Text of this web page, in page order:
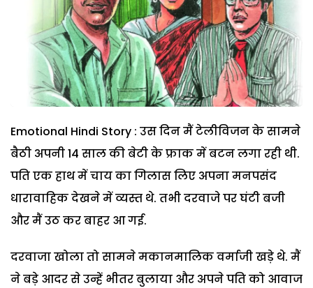
Emotional Hindi Story : उस दिन मैं टेलीविजन के सामने
बैठी अपनी 14 साल की बेटी के फ्राक में बटन लगा रही थी.
पति एक हाथ में चाय का गिलास लिए अपना मनपसंद
धारावाहिक देखने में व्यस्त थे. तभी दरवाजे पर घंटी बजी
और मैं उठ कर बाहर आ गई.
दरवाजा खोला तो सामने मकानमालिक वर्माजी खड़े थे. मैं
ने बड़े आदर से उन्हें भीतर बुलाया और अपने पति को आवाज